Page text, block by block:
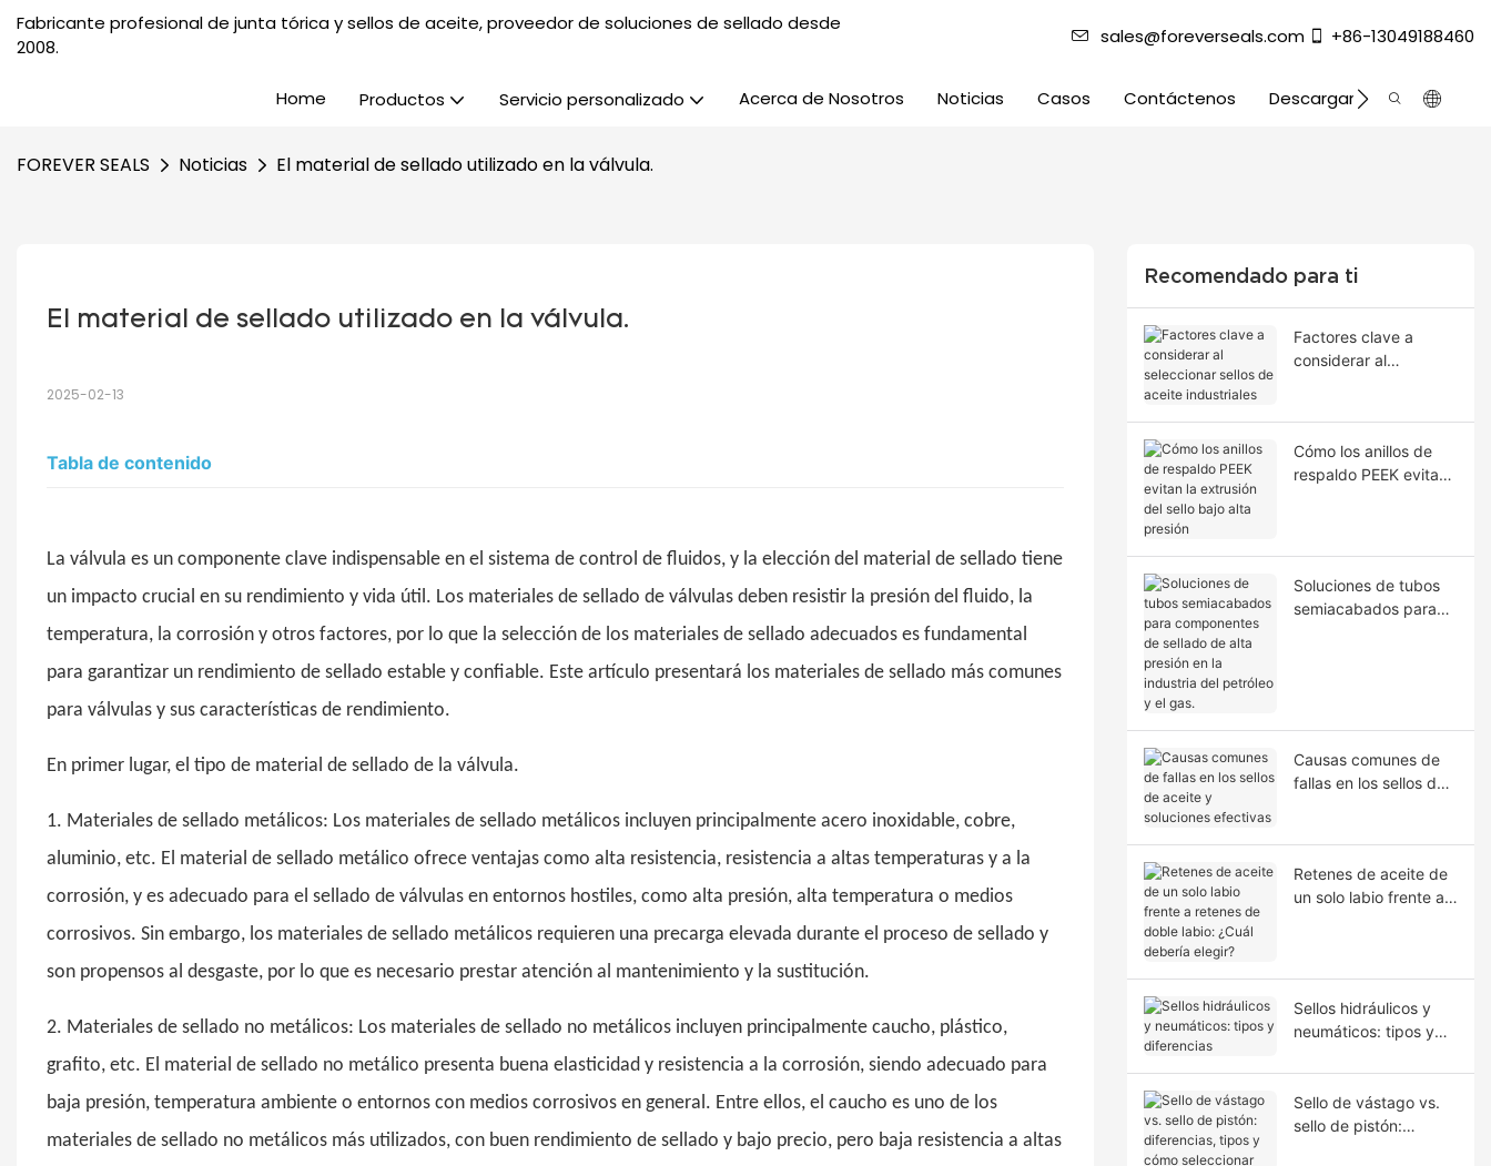
Fabricante profesional de junta tórica y sellos de aceite, proveedor de soluciones de sellado desde
2008.
sales@foreverseals.com +86-13049188460
Home Productos Servicio personalizado Acerca de Nosotros Noticias Casos Contáctenos Descargar
FOREVER SEALS Noticias El material de sellado utilizado en la válvula.
El material de sellado utilizado en la válvula.
2025-02-13
Tabla de contenido
La válvula es un componente clave indispensable en el sistema de control de fluidos, y la elección del material de sellado tiene
un impacto crucial en su rendimiento y vida útil. Los materiales de sellado de válvulas deben resistir la presión del fluido, la
temperatura, la corrosión y otros factores, por lo que la selección de los materiales de sellado adecuados es fundamental
para garantizar un rendimiento de sellado estable y confiable. Este artículo presentará los materiales de sellado más comunes
para válvulas y sus características de rendimiento.
En primer lugar, el tipo de material de sellado de la válvula.
1. Materiales de sellado metálicos: Los materiales de sellado metálicos incluyen principalmente acero inoxidable, cobre,
aluminio, etc. El material de sellado metálico ofrece ventajas como alta resistencia, resistencia a altas temperaturas y a la
corrosión, y es adecuado para el sellado de válvulas en entornos hostiles, como alta presión, alta temperatura o medios
corrosivos. Sin embargo, los materiales de sellado metálicos requieren una precarga elevada durante el proceso de sellado y
son propensos al desgaste, por lo que es necesario prestar atención al mantenimiento y la sustitución.
2. Materiales de sellado no metálicos: Los materiales de sellado no metálicos incluyen principalmente caucho, plástico,
grafito, etc. El material de sellado no metálico presenta buena elasticidad y resistencia a la corrosión, siendo adecuado para
baja presión, temperatura ambiente o entornos con medios corrosivos en general. Entre ellos, el caucho es uno de los
materiales de sellado no metálicos más utilizados, con buen rendimiento de sellado y bajo precio, pero baja resistencia a altas
Recomendado para ti
Factores clave a
considerar al
Cómo los anillos de
respaldo PEEK evitan
Soluciones de tubos
semiacabados para
Causas comunes de
fallas en los sellos de
Retenes de aceite de
un solo labio frente a
Sellos hidráulicos y
neumáticos: tipos y
Sello de vástago vs.
sello de pistón: